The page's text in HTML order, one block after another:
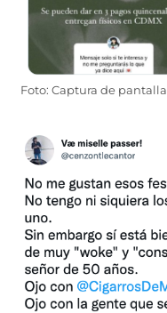
Foto: Captura de pantalla